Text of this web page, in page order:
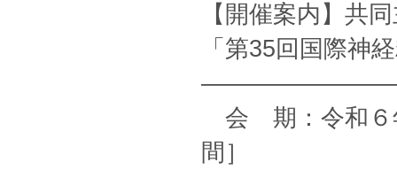
【開催案内】共
「第35回国際神
会 期：令和６
間］